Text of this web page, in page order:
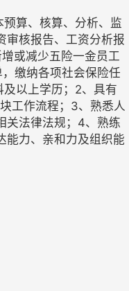
算、核算、分析、监
审核报告、工资分析报
或减少五险一金员工
缴纳各项社会保险任
以上学历；2、具有
工作流程；3、熟悉人
关法律法规；4、熟练
能力、亲和力及组织能